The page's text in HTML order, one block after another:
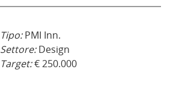
Tipo:PMI Inn.
Settore:Design
Target:€ 250.000